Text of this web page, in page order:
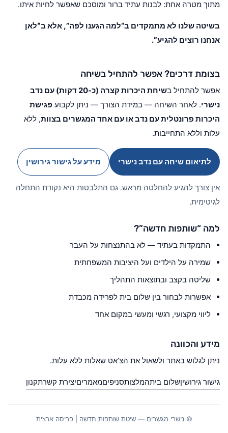
מתוך מטרה אחת: לבנות עתיד ברור ומוסכם שאפשר לחיות איתו.
בשיטה שלנו לא מתמקדים ב“למה הגענו לפה”, אלא ב“לאן
אנחנו רוצים להגיע”.
בצומת דרכים? אפשר להתחיל בשיחה
אפשר להתחיל ב
שיחת היכרות קצרה (כ-20 דקות) עם נדב
נישרי. לאחר השיחה — במידת הצורך — ניתן לקבוע פגישת
היכרות פרונטלית עם נדב או עם אחד המגשרים בצוות, ללא
עלות וללא התחייבות.
לתיאום שיחה עם נדב נישרי מידע על גישור גירושין
אין צורך להגיע להחלטה מראש. גם התלבטות היא נקודת התחלה
לגיטימית.
למה “שותפות חדשה”?
התמקדות בעתיד — לא בהתנצחות על העבר
שמירה על הילדים ועל היציבות המשפחתית
שליטה בקצב ובתוצאות התהליך
אפשרות לבחור בין שלום בית לפרידה מכבדת
ליווי מקצועי, רגשי ומעשי במקום אחד
מידע והכוונה
ניתן לגלוש באתר ולשאול את הצ’אט שאלות ללא עלות.
גישור גירושיןשלום ביתהמלצותסניפיםמאמריםיצירת קשרתקנון
© נישרי מגשרים — שיטת שותפות חדשה | פריסה ארצית